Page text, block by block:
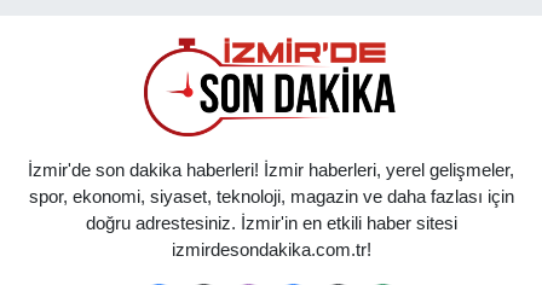
İzmir'de son dakika haberleri! İzmir haberleri, yerel gelişmeler,
spor, ekonomi, siyaset, teknoloji, magazin ve daha fazlası için
doğru adrestesiniz. İzmir'in en etkili haber sitesi
izmirdesondakika.com.tr!